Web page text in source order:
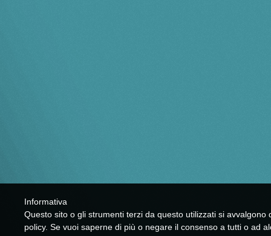
Informativa
Questo sito o gli strumenti terzi da questo utilizzati si
policy. Se vuoi saperne di più o negare il consenso a tutti o ad